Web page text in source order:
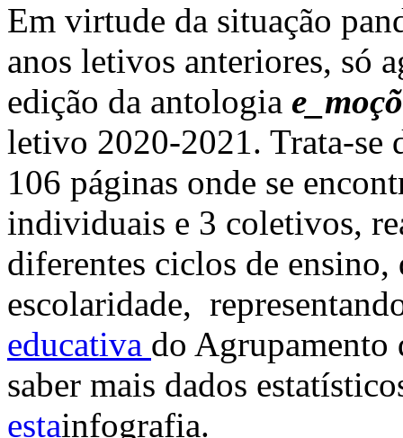
Em virtude da situação
anos letivos anteriores, só
edição da antologia
letivo 2020-2021. Trata-se
106 páginas onde se
individuais e 3 coletivos,
diferentes ciclos de ensino,
escolaridade,
educativa do Agrupamento
saber mais dados
estainfografia.